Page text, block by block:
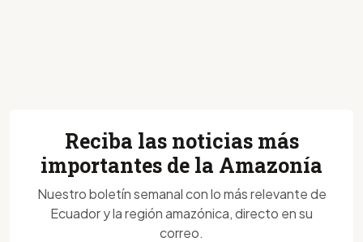
Reciba las noticias más
importantes de la Amazonía
Nuestro boletín semanal con lo más relevante de
Ecuador y la región amazónica, directo en su
correo.